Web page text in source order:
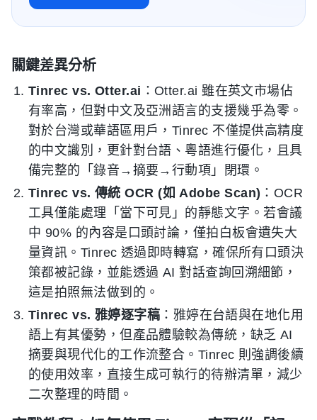
關鍵差異分析
Tinrec vs. Otter.ai ：Otter.ai 雖在英文市場佔
有率高，但對中文及亞洲語言的支援幾乎為零。
對於台灣或華語區用戶，Tinrec 不僅提供高精度
的中文識別，更針對台語、粵語進行優化，且具
備完整的「錄音→摘要→行動項」閉環。
Tinrec vs. 傳統 OCR (如 Adobe Scan) ：OCR
工具僅能處理「當下可見」的靜態文字。若會議
中 90% 的內容是口頭討論，僅拍白板會遺失大
量資訊。Tinrec 透過即時轉寫，確保所有口頭決
策都被記錄，並能透過 AI 對話查詢回溯細節，
這是拍照無法做到的。
Tinrec vs. 雅婷逐字稿 ：雅婷在台語與在地化用
語上有其優勢，但產品體驗較為傳統，缺乏 AI
摘要與現代化的工作流整合。Tinrec 則強調後續
的使用效率，直接生成可執行的待辦清單，減少
二次整理的時間。